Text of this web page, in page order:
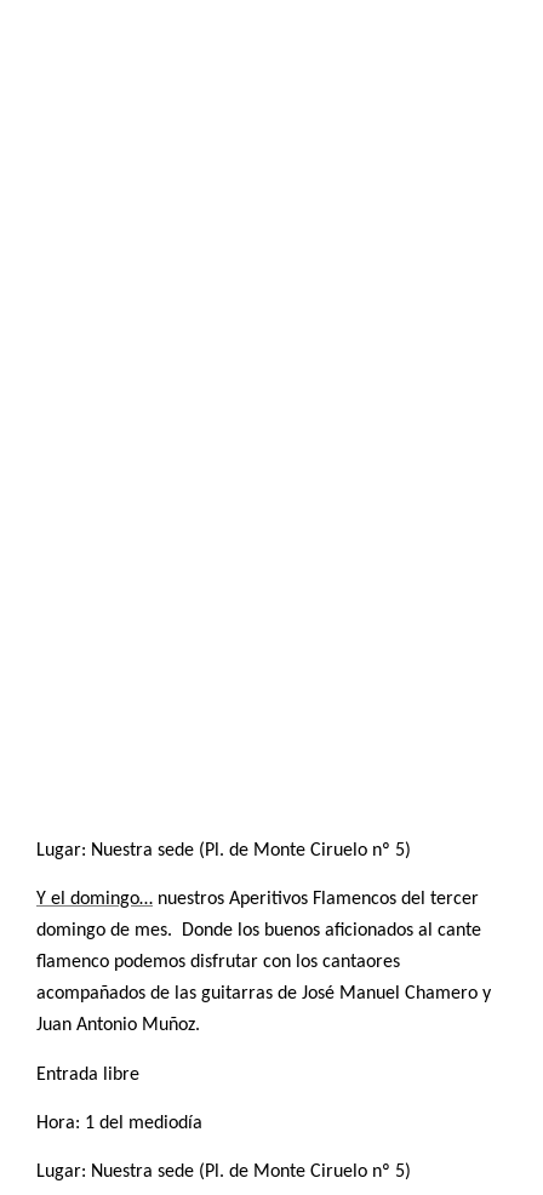
Lugar: Nuestra sede (Pl. de Monte Ciruelo nº 5)
Y el domingo… nuestros Aperitivos Flamencos del tercer
domingo de mes.
Donde los buenos aficionados al cante
flamenco podemos disfrutar con los cantaores
acompañados de las guitarras de José Manuel Chamero y
Juan Antonio Muñoz.
Entrada libre
Hora: 1 del mediodía
Lugar: Nuestra sede (Pl. de Monte Ciruelo nº 5)